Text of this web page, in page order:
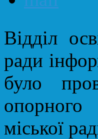
Відділ
ради
було
опорного
міської